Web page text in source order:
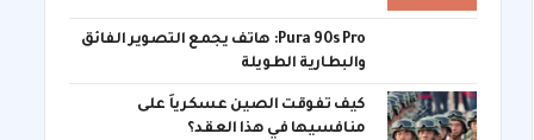
Pura 90s Pro: هاتف يجمع التصوير الفائق
والبطارية الطويلة
كيف تفوقت الصين عسكرياً على
منافسيها في هذا العقد؟